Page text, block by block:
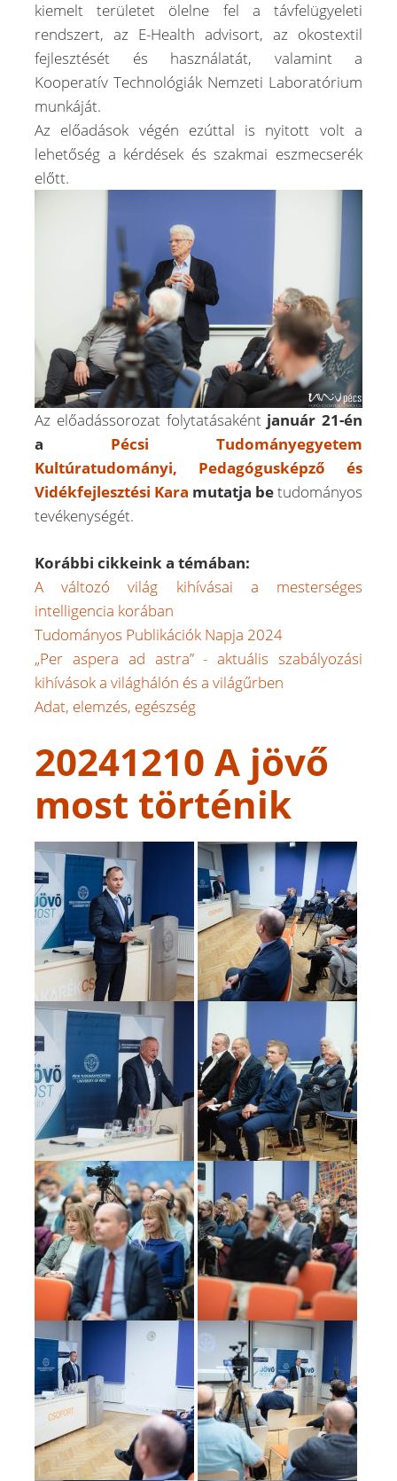
kiemelt területet ölelne fel a távfelügyeleti
rendszert, az E-Health advisort, az okostextil
fejlesztését és használatát, valamint a
Kooperatív Technológiák Nemzeti Laboratórium
munkáját.
Az előadások végén ezúttal is nyitott volt a
lehetőség a kérdések és szakmai eszmecserék
előtt.
Az előadássorozat folytatásakéntjanuár 21-én
a Pécsi Tudományegyetem
Kultúratudományi, Pedagógusképző és
Vidékfejlesztési Kara mutatja betudományos
tevékenységét.
Korábbi cikkeink a témában:
A változó világ kihívásai a mesterséges
intelligencia korában
Tudományos Publikációk Napja 2024
„Per aspera ad astra” - aktuális szabályozási
kihívások a világhálón és a világűrben
Adat, elemzés, egészség
20241210 A jövő
most történik